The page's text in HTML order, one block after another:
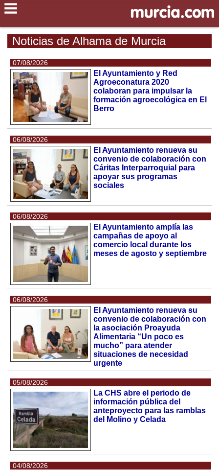
Noticias de Alhama de Murcia
07/08/2026
El Ayuntamiento y Red
Agroeconatura 2020
colaboran para impulsar la
formación agroecológica en El
Berro
06/08/2026
El Ayuntamiento renueva su
convenio de colaboración con
Cáritas Interparroquial para
apoyar sus programas
sociales
06/08/2026
El Ayuntamiento amplía las
campañas de apoyo al
comercio local durante los
meses de agosto y septiembre
06/08/2026
El Ayuntamiento renueva su
convenio de colaboración con
la asociación Proayuda
Alimentaria “Un poco es
mucho” para atender
situaciones de necesidad
urgente
05/08/2026
La CHS abre el periodo de
información pública del
anteproyecto para las ramblas
del Molino y Celada
04/08/2026